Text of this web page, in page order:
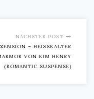
NÄCHSTER POST
– HEISSKALTER M
VON KIM HENRY (
ROMANTIC SUSPENSE)